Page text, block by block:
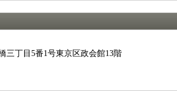
三丁目5番1号東京区政会館13階